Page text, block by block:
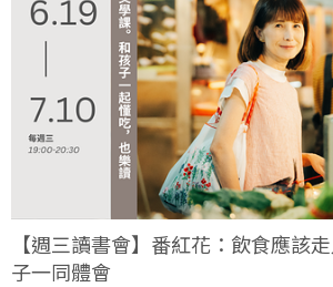
【週三讀書會】番紅花：飲食應該
子一同體會